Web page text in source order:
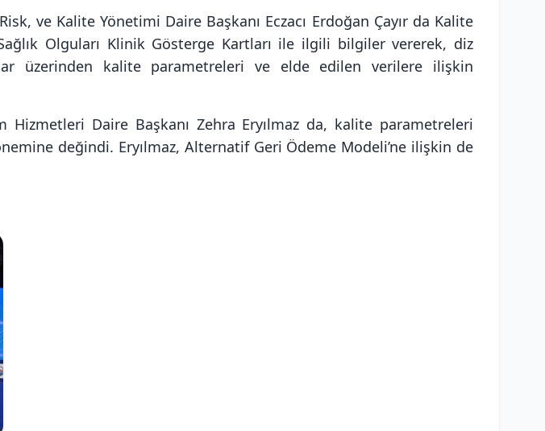
ve Kalite Yönetimi Daire Başkanı Eczacı Erdoğan Çayır da Kalite
Olguları Klinik Gösterge Kartları ile ilgili bilgiler vererek, diz
üzerinden kalite parametreleri ve elde edilen verilere ilişkin
Hizmetleri Daire Başkanı Zehra Eryılmaz da, kalite parametreleri
değindi. Eryılmaz, Alternatif Geri Ödeme Modeli’ne ilişkin de